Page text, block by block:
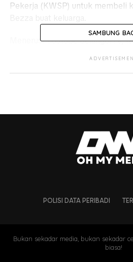
Pekerja (KWSP) untuk membeli
Menerusi YouTube SelangorTV,
SAMBUNG
POLISI DATA PERIBADI
Bukan sekadar media, bukan sekadar
biasa!